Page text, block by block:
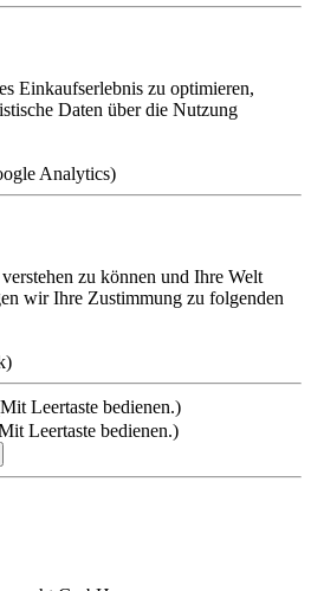
Einkaufserlebnis zu optimieren,
Daten über die Nutzung
Analytics)
zu können und Ihre Welt
wir Ihre Zustimmung zu folgenden
Leertaste bedienen.)
Leertaste bedienen.)